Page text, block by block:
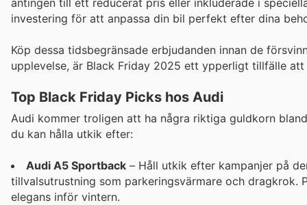
investering för att anpassa din bil perfekt efter dina
Köp dessa tidsbegränsade erbjudanden innan de
upplevelse, är Black Friday 2025 ett ypperligt tillfälle
Top Black Friday Picks hos Audi
Audi kommer troligen att ha några riktiga guldkorn
du kan hålla utkik efter:
Audi A5 Sportback – Håll utkik efter kampanjer på
tillvalsutrustning som parkeringsvärmare och
elegans inför vintern.